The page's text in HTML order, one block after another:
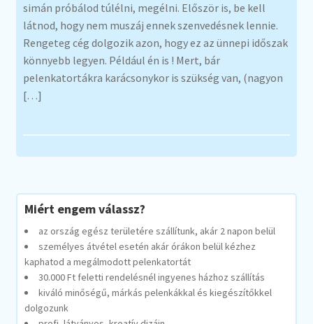
simán próbálod túlélni, megélni. Először is, be kell
látnod, hogy nem muszáj ennek szenvedésnek lennie.
Rengeteg cég dolgozik azon, hogy ez az ünnepi időszak
könnyebb legyen. Például én is ! Mert, bár
pelenkatortákra karácsonykor is szükség van, (nagyon
[…]
Miért engem válassz?
az ország egész területére szállítunk, akár 2 napon belül
személyes átvétel esetén akár órákon belül kézhez
kaphatod a megálmodott pelenkatortát
30.000 Ft feletti rendelésnél ingyenes házhoz szállítás
kiváló minőségű, márkás pelenkákkal és kiegészítőkkel
dolgozunk